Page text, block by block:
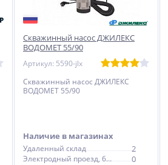
Скважинный насос ДЖИЛЕКС
ВОДОМЕТ 55/90
Артикул: 5590-jlx
Скважинный насос ДЖИЛЕКС
ВОДОМЕТ 55/90
Наличие в магазинах
Удаленный склад 2
Электродный проезд, 6с1 0